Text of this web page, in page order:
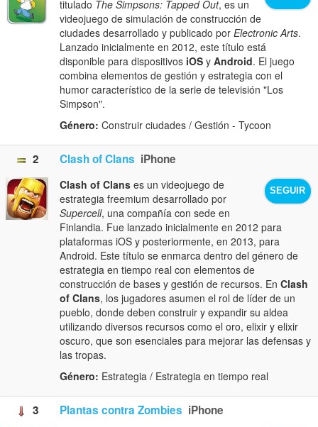
titulado The Simpsons: Tapped Out, es un
videojuego de simulación de construcción de
ciudades desarrollado y publicado por Electronic Arts.
Lanzado inicialmente en 2012, este título está
disponible para dispositivos iOS y Android. El juego
combina elementos de gestión y estrategia con el
humor característico de la serie de televisión "Los
Simpson".
Género: Construir ciudades / Gestión - Tycoon
2 Clash of Clans iPhone
SEGUIR
Clash of Clans es un videojuego de
estrategia freemium desarrollado por
Supercell, una compañía con sede en
Finlandia. Fue lanzado inicialmente en 2012 para
plataformas iOS y posteriormente, en 2013, para
Android. Este título se enmarca dentro del género de
estrategia en tiempo real con elementos de
construcción de bases y gestión de recursos. En Clash
of Clans, los jugadores asumen el rol de líder de un
pueblo, donde deben construir y expandir su aldea
utilizando diversos recursos como el oro, elixir y elixir
oscuro, que son esenciales para mejorar las defensas y
las tropas.
Género: Estrategia / Estrategia en tiempo real
3 Plantas contra Zombies iPhone